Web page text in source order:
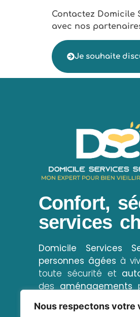
Nous respectons votre
Contactez Domicile
avec nos
Je souhaite
Confort,
services
Domicile Services
personnes âgées à
toute sécurité et
desaménagements
service, retardant